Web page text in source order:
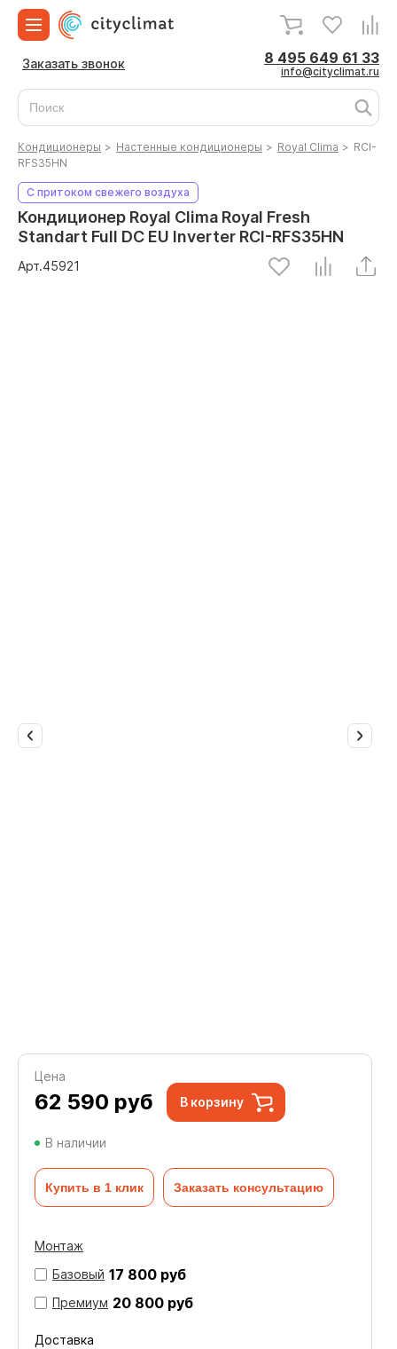
Заказать звонок 8 495 649 61 33
info@cityclimat.ru
Кондиционеры > Настенные кондиционеры > Royal Clima > RCI-
RFS35HN
С притоком свежего воздуха
Кондиционер Royal Clima Royal Fresh
Standart Full DC EU Inverter RCI-RFS35HN
Арт.45921
Цена
62 590 руб В корзину
В наличии
Купить в 1 клик Заказать консультацию
Монтаж
Базовый 17 800 руб
Премиум 20 800 руб
Доставка